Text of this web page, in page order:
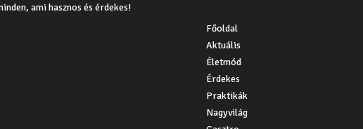
ami hasznos és érdekes!
Főoldal
Aktuális
Életmód
Érdekes
Praktikák
Nagyvilág